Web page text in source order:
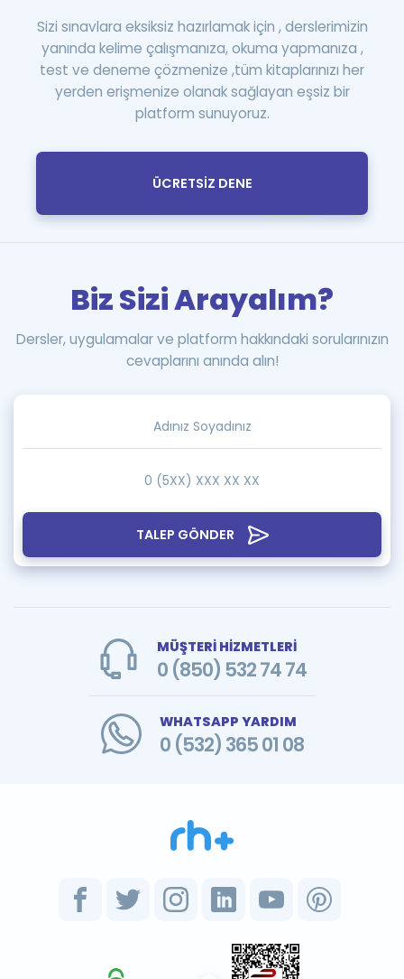
Sizi sınavlara eksiksiz hazırlamak için , derslerimizin
yanında kelime çalışmanıza, okuma yapmanıza ,
test ve deneme çözmenize ,tüm kitaplarınızı her
yerden erişmenize olanak sağlayan eşsiz bir
platform sunuyoruz.
ÜCRETSİZ DENE
TALEP GÖNDER
Biz Sizi Arayalım?
Dersler, uygulamalar ve platform hakkındaki sorularınızın
cevaplarını anında alın!
MÜŞTERİ HİZMETLERİ
0 (850) 532 74 74
WHATSAPP YARDIM
0 (532) 365 01 08